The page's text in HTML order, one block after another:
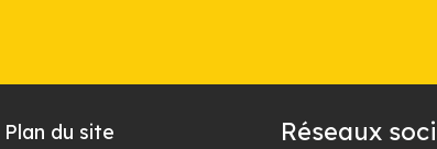
Plan du site Réseaux